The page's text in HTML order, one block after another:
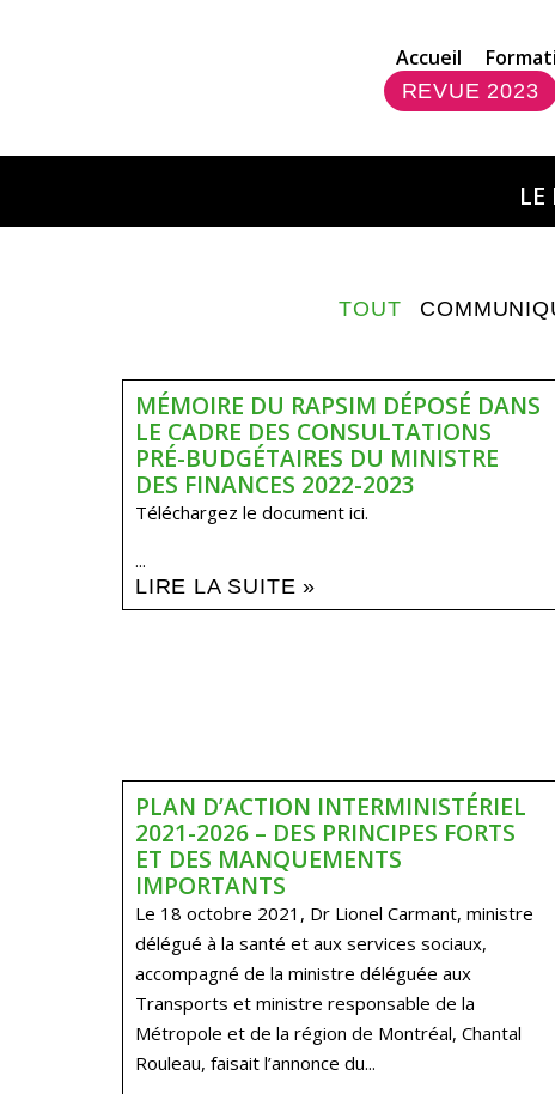
Accueil
REVUE 2023
LE
TOUT
MÉMOIRE DU RAPSIM DÉPOSÉ DANS
LE CADRE DES CONSULTATIONS
PRÉ-BUDGÉTAIRES DU MINISTRE
DES FINANCES 2022-2023
Téléchargez le document ici.
...
LIRE LA SUITE »
PLAN D’ACTION INTERMINISTÉRIEL
2021-2026 – DES PRINCIPES FORTS
ET DES MANQUEMENTS
IMPORTANTS
Le 18 octobre 2021, Dr Lionel Carmant, ministre
délégué à la santé et aux services sociaux,
accompagné de la ministre déléguée aux
Transports et ministre responsable de la
Métropole et de la région de Montréal, Chantal
Rouleau, faisait l’annonce du...